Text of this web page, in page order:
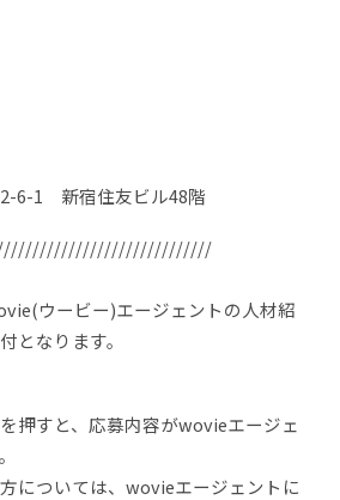
6-1 新宿住友ビル48階
ウービー)エージェントの人材紹
となります。
押すと、応募内容がwovieエージェ
については、wovieエージェントに